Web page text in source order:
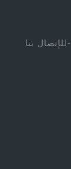
-للإتصال بنا